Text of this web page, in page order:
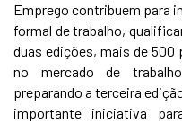
Emprego contribuem para
formal de trabalho,
duas edições, mais de
no mercado de
preparando a terceira
importante iniciativa